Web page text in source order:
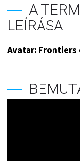
A
LEÍRÁSA
Avatar: Frontiers